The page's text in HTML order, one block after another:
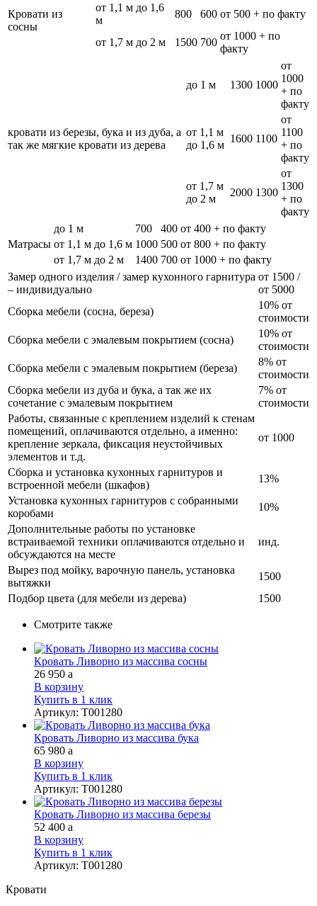
Кровати из
сосны
от 1,1 м до 1,6
м
800 600 от 500 + по факту
от 1,7 м до 2 м 1500 700
от 1000 + по
факту
кровати из березы, бука и из дуба, а
так же мягкие кровати из дерева
до 1 м 1300 1000
от
1000
+ по
факту
от 1,1 м
до 1,6 м
1600 1100
от
1100
+ по
факту
от 1,7 м
до 2 м
2000 1300
от
1300
+ по
факту
Матрасы
до 1 м 700 400 от 400 + по факту
от 1,1 м до 1,6 м 1000 500 от 800 + по факту
от 1,7 м до 2 м
1400 700 от 1000 + по факту
Замер одного изделия / замер кухонного гарнитура
– индивидуально
от 1500 /
от 5000
Сборка мебели (сосна, береза)
10% от
стоимости
Сборка мебели с эмалевым покрытием (сосна)
10% от
стоимости
Сборка мебели с эмалевым покрытием (береза)
8% от
стоимости
Сборка мебели из дуба и бука, а так же их
сочетание с эмалевым покрытием
7% от
стоимости
Работы, связанные с креплением изделий к стенам
помещений, оплачиваются отдельно, а именно:
крепление зеркала, фиксация неустойчивых
элементов и т.д.
от 1000
Сборка и установка кухонных гарнитуров и
встроенной мебели (шкафов)
13%
Установка кухонных гарнитуров с собранными
коробами
10%
Дополнительные работы по установке
встраиваемой техники оплачиваются отдельно и
обсуждаются на месте
инд.
Вырез под мойку, варочную панель, установка
вытяжки
1500
Подбор цвета (для мебели из дерева)
1500
Смотрите также
Кровать Ливорно из массива сосны
26 950 a
В корзину
Купить в 1 клик
Артикул: Т001280
Кровать Ливорно из массива бука
65 980 a
В корзину
Купить в 1 клик
Артикул: Т001280
Кровать Ливорно из массива березы
52 400 a
В корзину
Купить в 1 клик
Артикул: Т001280
Кровати